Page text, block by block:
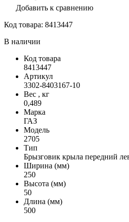
Добавить к сравнению
Код товара: 8413447
В наличии
Код товара
8413447
Артикул
3302-8403167-10
Вес , кг
0,489
Марка
ГАЗ
Модель
2705
Тип
Брызговик крыла передний
Ширина (мм)
250
Высота (мм)
50
Длина (мм)
500